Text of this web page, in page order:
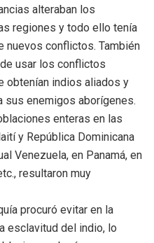
alteraban los
regiones y todo ello tenía
nuevos conflictos. También
usar los conflictos
obtenían indios aliados y
sus enemigos aborígenes.
enteras en las
y República Dominicana
Venezuela, en Panamá, en
resultaron muy
procuró evitar en la
esclavitud del indio, lo